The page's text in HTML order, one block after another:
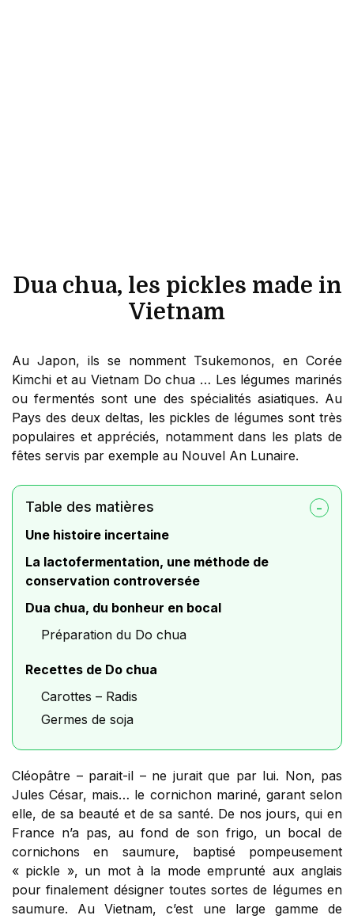
Dua chua, les pickles made in
Vietnam
Au Japon, ils se nomment Tsukemonos, en Corée
Kimchi et au Vietnam Do chua … Les légumes marinés
ou fermentés sont une des spécialités asiatiques. Au
Pays des deux deltas, les pickles de légumes sont très
populaires et appréciés, notamment dans les plats de
fêtes servis par exemple au Nouvel An Lunaire.
Table des matières
Une histoire incertaine
La lactofermentation, une méthode de
conservation controversée
Dua chua, du bonheur en bocal
Préparation du Do chua
Recettes de Do chua
Carottes – Radis
Germes de soja
Cléopâtre – parait-il – ne jurait que par lui. Non, pas
Jules César, mais… le cornichon mariné, garant selon
elle, de sa beauté et de sa santé. De nos jours, qui en
France n’a pas, au fond de son frigo, un bocal de
cornichons en saumure, baptisé pompeusement
« pickle », un mot à la mode emprunté aux anglais
pour finalement désigner toutes sortes de légumes en
saumure. Au Vietnam, c’est une large gamme de